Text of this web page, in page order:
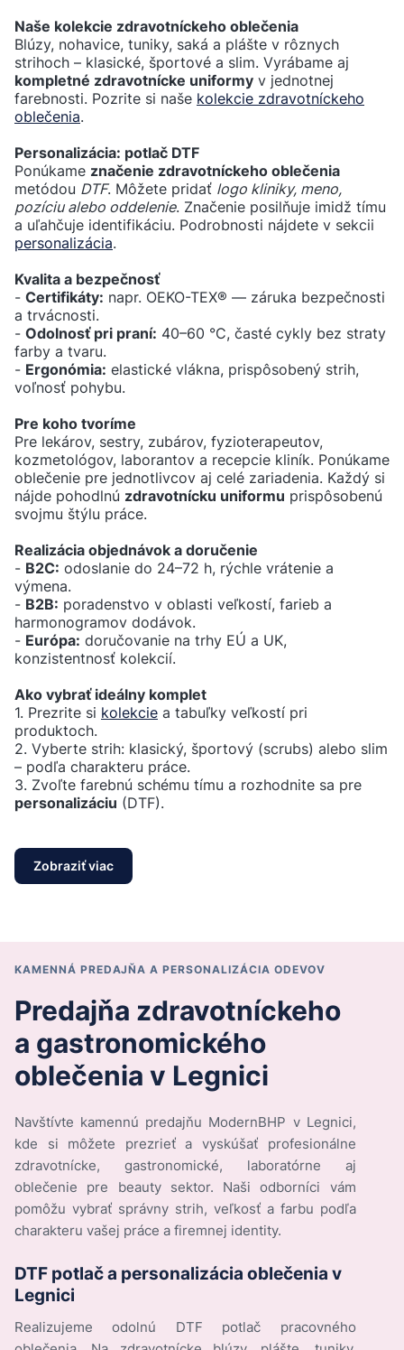
Naše kolekcie zdravotníckeho oblečenia
Blúzy, nohavice, tuniky, saká a plášte v rôznych
strihoch – klasické, športové a slim. Vyrábame aj
kompletné zdravotnícke uniformy v jednotnej
farebnosti. Pozrite si naše kolekcie zdravotníckeho
oblečenia.
Personalizácia: potlač DTF
Ponúkame značenie zdravotníckeho oblečenia
metódou DTF. Môžete pridať logo kliniky, meno,
pozíciu alebo oddelenie. Značenie posilňuje imidž tímu
a uľahčuje identifikáciu. Podrobnosti nájdete v sekcii
personalizácia.
Kvalita a bezpečnosť
- Certifikáty: napr. OEKO-TEX® — záruka bezpečnosti
a trvácnosti.
- Odolnosť pri praní: 40–60 °C, časté cykly bez straty
farby a tvaru.
- Ergonómia: elastické vlákna, prispôsobený strih,
voľnosť pohybu.
Pre koho tvoríme
Pre lekárov, sestry, zubárov, fyzioterapeutov,
kozmetológov, laborantov a recepcie kliník. Ponúkame
oblečenie pre jednotlivcov aj celé zariadenia. Každý si
nájde pohodlnú zdravotnícku uniformu prispôsobenú
svojmu štýlu práce.
Realizácia objednávok a doručenie
- B2C: odoslanie do 24–72 h, rýchle vrátenie a
výmena.
- B2B: poradenstvo v oblasti veľkostí, farieb a
harmonogramov dodávok.
- Európa: doručovanie na trhy EÚ a UK,
konzistentnosť kolekcií.
Ako vybrať ideálny komplet
1. Prezrite si kolekcie a tabuľky veľkostí pri
produktoch.
2. Vyberte strih: klasický, športový (scrubs) alebo slim
– podľa charakteru práce.
3. Zvoľte farebnú schému tímu a rozhodnite sa pre
personalizáciu (DTF).
Zobraziť viac
KAMENNÁ PREDAJŇA A PERSONALIZÁCIA ODEVOV
Predajňa zdravotníckeho
a gastronomického
oblečenia v Legnici
Navštívte kamennú predajňu ModernBHP v Legnici,
kde si môžete prezrieť a vyskúšať profesionálne
zdravotnícke, gastronomické, laboratórne aj
oblečenie pre beauty sektor. Naši odborníci vám
pomôžu vybrať správny strih, veľkosť a farbu podľa
charakteru vašej práce a firemnej identity.
DTF potlač a personalizácia oblečenia v
Legnici
Realizujeme odolnú DTF potlač pracovného